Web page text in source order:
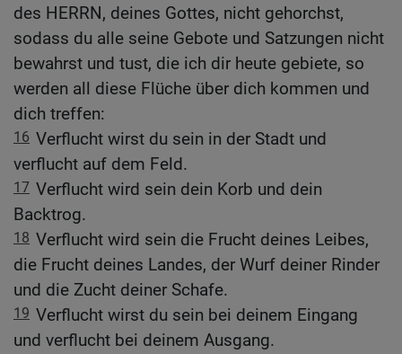
des HERRN, deines Gottes, nicht gehorchst,
sodass du alle seine Gebote und Satzungen nicht
bewahrst und tust, die ich dir heute gebiete, so
werden all diese Flüche über dich kommen und
dich treffen:
16 Verflucht wirst du sein in der Stadt und
verflucht auf dem Feld.
17 Verflucht wird sein dein Korb und dein
Backtrog.
18 Verflucht wird sein die Frucht deines Leibes,
die Frucht deines Landes, der Wurf deiner Rinder
und die Zucht deiner Schafe.
19 Verflucht wirst du sein bei deinem Eingang
und verflucht bei deinem Ausgang.